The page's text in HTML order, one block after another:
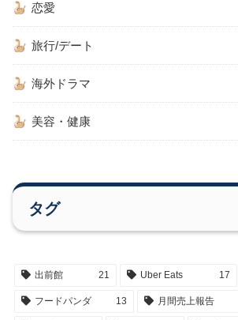
恋愛
旅行/デート
海外ドラマ
美容・健康
タグ
出前館 21 Uber Eats 17
フードパンダ 13 月間売上報告